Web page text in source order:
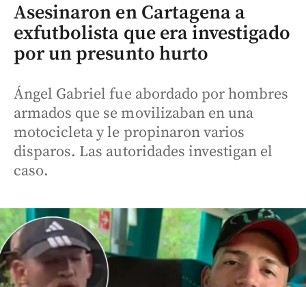
Asesinaron en Cartagena a
exfutbolista que era investigado
por un presunto hurto
Ángel Gabriel fue abordado por hombres
armados que se movilizaban en una
motocicleta y le propinaron varios
disparos. Las autoridades investigan el
caso.